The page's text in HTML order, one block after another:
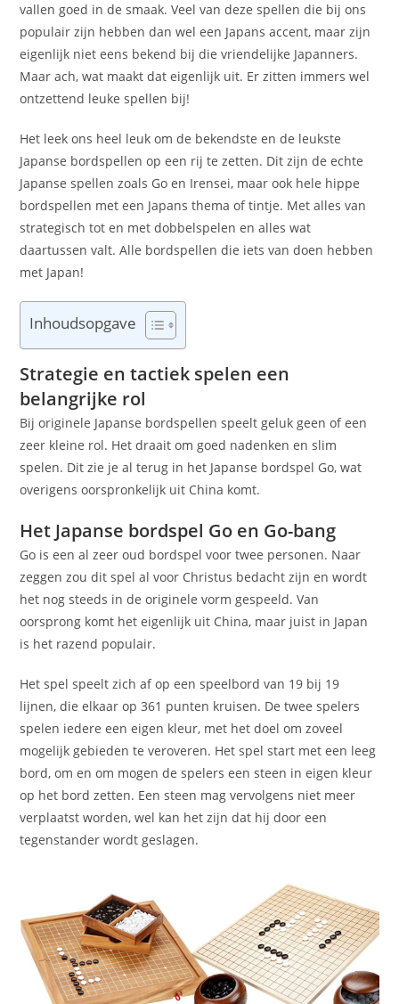
vallen goed in de smaak. Veel van deze spellen die bij ons
populair zijn hebben dan wel een Japans accent, maar zijn
eigenlijk niet eens bekend bij die vriendelijke Japanners.
Maar ach, wat maakt dat eigenlijk uit. Er zitten immers wel
ontzettend leuke spellen bij!
Het leek ons heel leuk om de bekendste en de leukste
Japanse bordspellen op een rij te zetten. Dit zijn de echte
Japanse spellen zoals Go en Irensei, maar ook hele hippe
bordspellen met een Japans thema of tintje. Met alles van
strategisch tot en met dobbelspelen en alles wat
daartussen valt. Alle bordspellen die iets van doen hebben
met Japan!
Inhoudsopgave
Strategie en tactiek spelen een
belangrijke rol
Bij originele Japanse bordspellen speelt geluk geen of een
zeer kleine rol. Het draait om goed nadenken en slim
spelen. Dit zie je al terug in het Japanse bordspel Go, wat
overigens oorspronkelijk uit China komt.
Het Japanse bordspel Go en Go-bang
Go is een al zeer oud bordspel voor twee personen. Naar
zeggen zou dit spel al voor Christus bedacht zijn en wordt
het nog steeds in de originele vorm gespeeld. Van
oorsprong komt het eigenlijk uit China, maar juist in Japan
is het razend populair.
Het spel speelt zich af op een speelbord van 19 bij 19
lijnen, die elkaar op 361 punten kruisen. De twee spelers
spelen iedere een eigen kleur, met het doel om zoveel
mogelijk gebieden te veroveren. Het spel start met een leeg
bord, om en om mogen de spelers een steen in eigen kleur
op het bord zetten. Een steen mag vervolgens niet meer
verplaatst worden, wel kan het zijn dat hij door een
tegenstander wordt geslagen.